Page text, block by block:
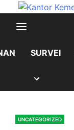
content
content
SURVEI
UNCATEGORIZED